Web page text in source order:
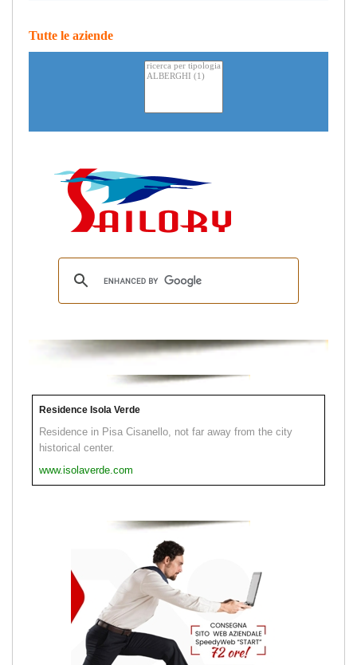
Tutte le aziende
Residence Isola Verde
Residence in Pisa Cisanello, not far away from the city
historical center.
www.isolaverde.com